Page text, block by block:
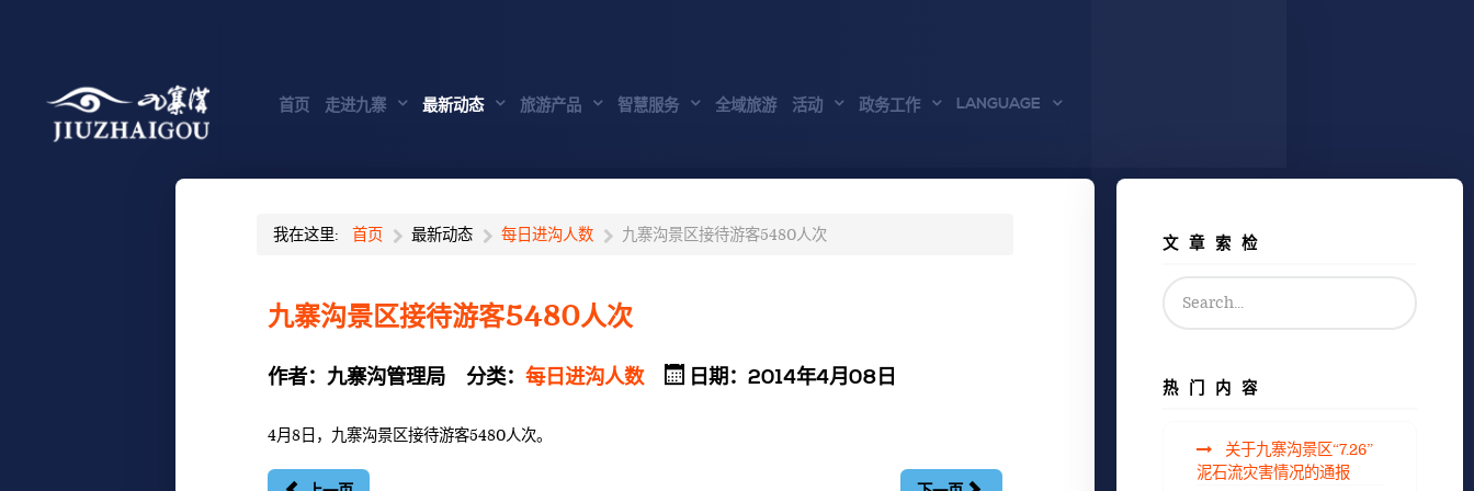
首页 走进九寨 最新动态 旅游产品 智慧服务 全域旅游 活动 政务工作 LANGUAGE
我在这里: 首页 最新动态 每日进沟人数 九寨沟景区接待游客5480人次
九寨沟景区接待游客5480人次
作者： 九寨沟管理局 分类： 每日进沟人数 日期：2014年4月08日
4月8日，九寨沟景区接待游客5480人次。
文章索检
热门内容
关于九寨沟景区“7.26”
泥石流灾害情况的通报